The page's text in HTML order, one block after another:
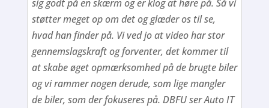
sig godt på en skærm og er klog at høre på. Så vi
støtter meget op om det og glæder os til se,
hvad han finder på. Vi ved jo at video har stor
gennemslagskraft og forventer, det kommer til
at skabe øget opmærksomhed på de brugte biler
og vi rammer nogen derude, som lige mangler
de biler, som der fokuseres på. DBFU ser Auto IT